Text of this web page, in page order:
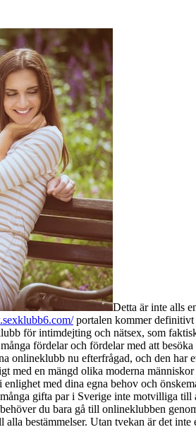
Detta är inte alls
portalen kommer definitivt
för intimdejting och nätsex, som
fördelar och fördelar med att
nu efterfrågad, och den har
en mängd olika moderna
med dina egna behov och
gifta par i Sverige inte motvilliga
du bara gå till onlineklubben
bestämmelser. Utan tvekan är det